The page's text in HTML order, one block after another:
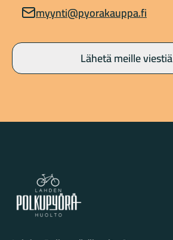
myynti@pyorakauppa.fi
Lähetä meille viestiä
Lahden Polkupyörähuolto - etusivulle